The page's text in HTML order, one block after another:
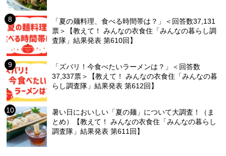
「夏の麺料理、食べる時間帯は？」＜回答数37,131
票＞【教えて！ みんなの衣食住「みんなの暮らし調
査隊」結果発表 第610回】
「ズバリ！今食べたいラーメンは？」＜回答数
37,337票＞【教えて！ みんなの衣食住「みんなの暮
らし調査隊」結果発表 第612回】
暑い日においしい「夏の麺」について大調査！（ま
とめ）【教えて！ みんなの衣食住「みんなの暮らし
調査隊」結果発表 第611回】